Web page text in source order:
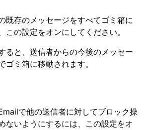
既存のメッセージをすべてゴミ箱に
この設定をオンにしてください。
ると、送信者からの今後のメッセー
ゴミ箱に移動されます。
で他の送信者に対してブロック操
ないようにするには、この設定をオ